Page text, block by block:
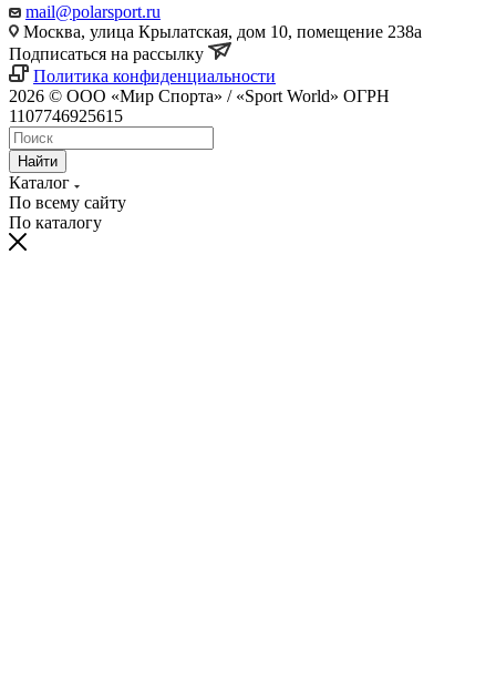
mail@polarsport.ru
Москва, улица Крылатская, дом 10, помещение 238а
Подписаться на рассылку
Политика конфиденциальности
2026 © ООО «Мир Спорта» / «Sport World» ОГРН
1107746925615
Найти
Каталог
По всему сайту
По каталогу